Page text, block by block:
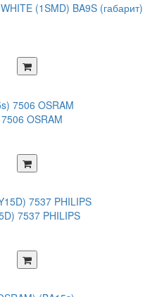
(1SMD) BA9S (габарит)
OSRAM
7537 PHILIPS